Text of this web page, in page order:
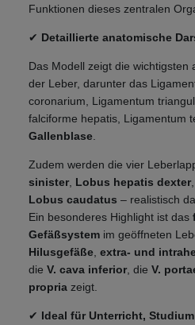
Funktionen dieses zentralen
✔ Detaillierte anatomische
Das Modell zeigt die wichtigsten
der Leber, darunter das
coronarium, Ligamentum
falciforme hepatis, Ligamentum
Gallenblase
Zudem werden die vier
sinister Lobus hepatis dexter
Lobus caudatus – realistisch
Ein besonderes Highlight ist das
Gefäßsystem im geöffneten
Hilusgefäße extra- und
die V. cava inferior , die V.
propria zeigt.
✔ Ideal für Unterricht,